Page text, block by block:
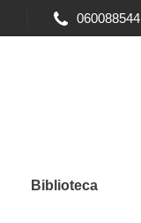
060088544
Biblioteca